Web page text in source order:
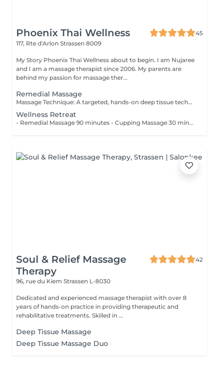
Phoenix Thai Wellness
45
117, Rte d'Arlon Strassen 8009
My Story Phoenix Thai Wellness about to begin. I am Nujaree
and I am a massage therapist since 2006. My parents are
behind my passion for massage ther...
Remedial Massage
Massage Technique: A targeted, hands-on deep tissue technique designed to ease muscle tightness and soothe everyday physical tension. Recommended for those spending long hours at a desk, this approach aims to gently stretch the fascia, melt away muscle stiffness, and use comforting relaxation techniques to calm the nervous system and restore physical harmony.
Wellness Retreat
- Remedial Massage 90 minutes - Cupping Massage 30 minutes
Soul & Relief Massage
Therapy
42
96, rue du Kiem Strassen L-8030
Dedicated and experienced massage therapist with over 8
years of hands-on practice in providing therapeutic and
rehabilitative treatments. Skilled in ...
Deep Tissue Massage
Deep Tissue Massage Duo